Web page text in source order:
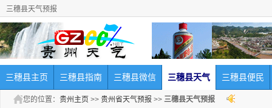
三穗县天气预报
三穗县主页 三穗县指南 三穗县微信 三穗县天气 三穗县便民
您的位置： 贵州主页 >> 贵州省天气预报 >> 三穗县天气预报